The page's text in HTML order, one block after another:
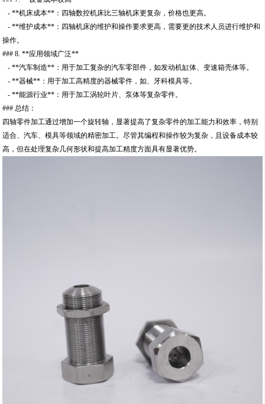
- **机床成本**：四轴数控机床比三轴机床更复杂，价格也更高。
- **维护成本**：四轴机床的维护和操作要求更高，需要更的技术人员进行维护和
操作。
### 8. **应用领域广泛**
- **汽车制造**：用于加工复杂的汽车零部件，如发动机缸体、变速箱壳体等。
- **器械**：用于加工高精度的器械零件，如、牙科模具等。
- **能源行业**：用于加工涡轮叶片、泵体等复杂零件。
### 总结：
四轴零件加工通过增加一个旋转轴，显著提高了复杂零件的加工能力和效率，特别
适合、汽车、模具等领域的精密加工。尽管其编程和操作较为复杂，且设备成本较
高，但在处理复杂几何形状和提高加工精度方面具有显著优势。